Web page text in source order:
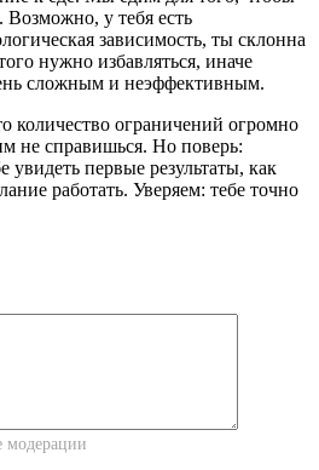
Возможно, у тебя есть
зависимость, ты склонна
нужно избавляться, иначе
сложным и неэффективным.
количество ограничений огромно
не справишься. Но поверь:
увидеть первые результаты, как
работать. Уверяем: тебе точно
модерации